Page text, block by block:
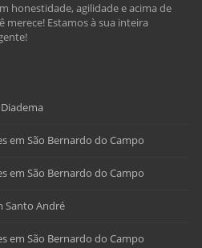
honestidade, agilidade e acima de
Estamos à sua inteira
em São Bernardo do Campo
em São Bernardo do Campo
Santo André
em São Bernardo do Campo